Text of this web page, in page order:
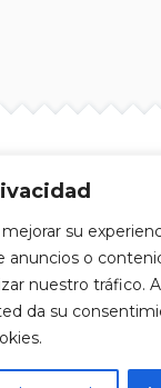
su
anuncios o
nuestro tráfico.
da su